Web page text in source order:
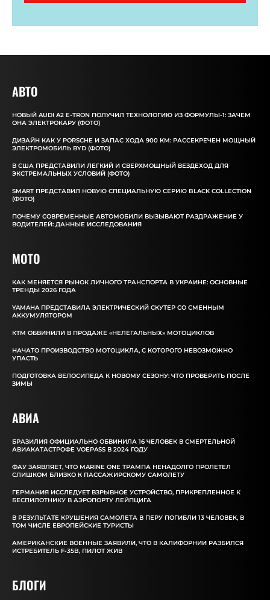
АВТО
НОВЫЙ AUDI A2 E-TRON ПОЛУЧИЛ ТЕХНОЛОГИЮ ИЗ ФОРМУЛЫ-1: ЗАЧЕМ
ОНА ЭЛЕКТРОКАРУ (ФОТО)
ДИЗАЙН КАК У PORSCHE И ЗАПАС ХОДА 900 КМ: РАССЕКРЕЧЕН МОЩНЫЙ
ЭЛЕКТРОМОБИЛЬ BYD (ФОТО)
В США ПРЕДСТАВИЛИ ЛЕГКИЙ И СВЕРХМОЩНЫЙ ВЕЗДЕХОД ДЛЯ
ЭКСТРЕМАЛЬНЫХ УСЛОВИЙ (ФОТО)
SMART ПРЕДСТАВИЛ НОВУЮ СПЕЦИАЛЬНУЮ СЕРИЮ BLACK COLLECTION
(ФОТО)
ПОЧЕМУ СОВРЕМЕННЫЕ АВТОМОБИЛИ ВЫЗЫВАЮТ РАЗДРАЖЕНИЕ У
ВОДИТЕЛЕЙ: ДАННЫЕ ИССЛЕДОВАНИЯ
MOTO
КАК МЕНЯЕТСЯ РЫНОК ЛИЧНОГО ТРАНСПОРТА В УКРАИНЕ: ОСНОВНЫЕ
ТРЕНДЫ 2026 ГОДА
YAMAHA ПРЕДСТАВИЛА ЭЛЕКТРИЧЕСКИЙ СКУТЕР СО СМЕННЫМ
АККУМУЛЯТОРОМ
КТМ ОБВИНИЛИ В ПРОДАЖЕ «НЕЛЕГАЛЬНЫХ» МОТОЦИКЛОВ
НАЧАТО ПРОИЗВОДСТВО МОТОЦИКЛА, С КОТОРОГО НЕВОЗМОЖНО
УПАСТЬ
ПОДГОТОВКА ВЕЛОСИПЕДА К НОВОМУ СЕЗОНУ: ЧТО ПРОВЕРИТЬ ПОСЛЕ
ЗИМЫ
АВИА
БРАЗИЛИЯ ОФИЦИАЛЬНО ОБВИНИЛА 16 ЧЕЛОВЕК В СМЕРТЕЛЬНОЙ
АВИАКАТАСТРОФЕ VOEPASS В 2024 ГОДУ
ФАУ ЗАЯВЛЯЕТ, ЧТО MARINE ONE ТРАМПА НЕНАДОЛГО ПРОЛЕТЕЛ
СЛИШКОМ БЛИЗКО К ПАССАЖИРСКОМУ САМОЛЕТУ
ГЕРМАНИЯ ИССЛЕДУЕТ ВЗРЫВНОЕ УСТРОЙСТВО, ПРИКРЕПЛЕННОЕ К
БЕСПИЛОТНИКУ В АЭРОПОРТУ ЛЕЙПЦИГА
В РЕЗУЛЬТАТЕ КРУШЕНИЯ САМОЛЕТА В ПЕРУ ПОГИБЛИ 13 ЧЕЛОВЕК, В
ТОМ ЧИСЛЕ ЕВРОПЕЙСКИЕ ТУРИСТЫ
АМЕРИКАНСКИЕ ВОЕННЫЕ ЗАЯВИЛИ, ЧТО В КАЛИФОРНИИ РАЗБИЛСЯ
ИСТРЕБИТЕЛЬ F-35B, ПИЛОТ ЖИВ
БЛОГИ